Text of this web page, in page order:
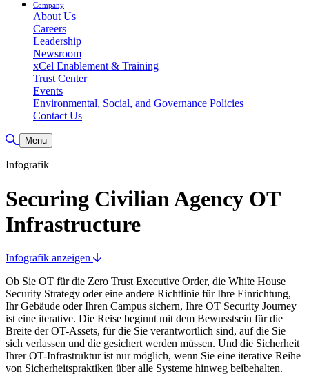
Company
About Us
Careers
Leadership
Newsroom
xCel Enablement & Training
Trust Center
Events
Environmental, Social, and Governance Policies
Contact Us
Suche umschalten
Menu
Infografik
Securing Civilian Agency OT
Infrastructure
Infografik anzeigen
Ob Sie OT für die Zero Trust Executive Order, die White House
Security Strategy oder eine andere Richtlinie für Ihre Einrichtung,
Ihr Gebäude oder Ihren Campus sichern, Ihre OT Security Journey
ist eine iterative. Die Reise beginnt mit dem Bewusstsein für die
Breite der OT-Assets, für die Sie verantwortlich sind, auf die Sie
sich verlassen und die gesichert werden müssen. Und die Sicherheit
Ihrer OT-Infrastruktur ist nur möglich, wenn Sie eine iterative Reihe
von Sicherheitspraktiken über alle Systeme hinweg beibehalten.